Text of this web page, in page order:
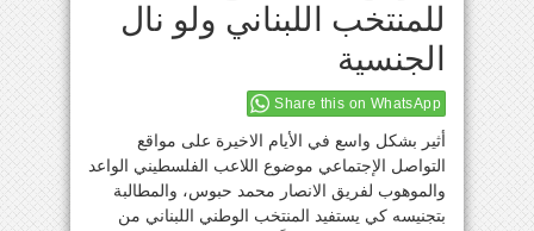
للمنتخب اللبناني ولو نال
الجنسية
Share this on WhatsApp
أثير بشكل واسع في الأيام الاخيرة على مواقع
التواصل الإجتماعي موضوع اللاعب الفلسطيني الواعد
والموهوب لفريق الانصار محمد حبوس، والمطالبة
بتجنيسه كي يستفيد المنتخب الوطني اللبناني من